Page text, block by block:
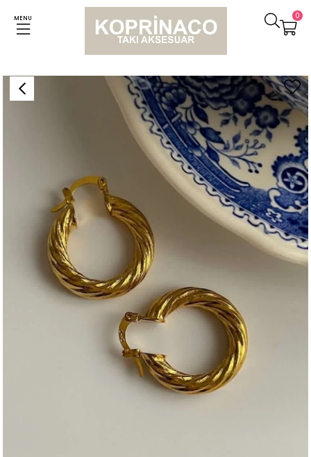
MENU 0
Küpeler Çelik Steel Halka Küpe (2.60 Cm)